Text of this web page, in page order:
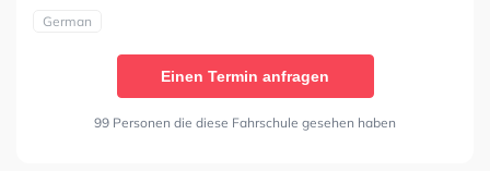
German
Einen Termin anfragen
99 Personen die diese Fahrschule gesehen haben